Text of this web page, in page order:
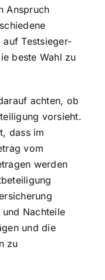
Anspruch
Testsieger-
beste Wahl zu
achten, ob
vorsieht.
dass im
vom
werden
Nachteile
und die
zu